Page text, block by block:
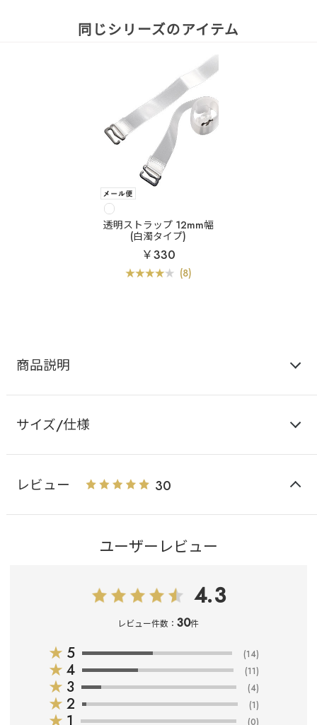
同じシリーズのアイテム
透明ストラップ 12mm幅
(白濁タイプ)
￥330
(8)
商品説明
サイズ/仕様
レビュー 30
ユーザーレビュー
4.3
レビュー件数：30件
★ 5 (14)
★ 4 (11)
★ 3 (4)
★ 2 (1)
★ 1 (0)